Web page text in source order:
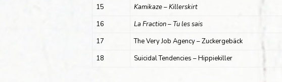
15
Kamikaze – Killerskirt
16
La Fraction – Tu les sais
17
The Very Job Agency – Zuckergebäck
18
Suicidal Tendencies – Hippiekiller